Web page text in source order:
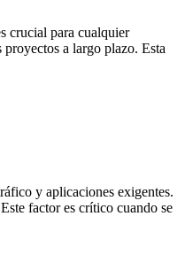
crucial para cualquier
a largo plazo. Esta
y aplicaciones exigentes.
factor es crítico cuando se